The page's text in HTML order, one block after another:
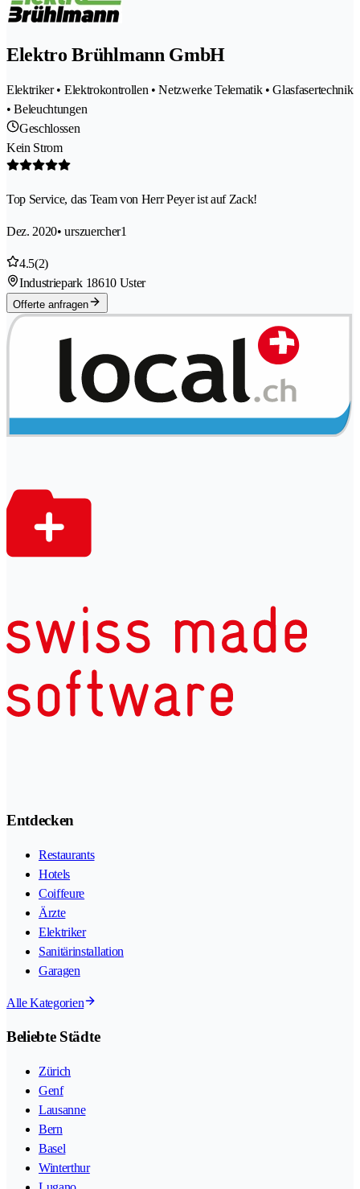
Elektro Brühlmann GmbH
Elektriker • Elektrokontrollen • Netzwerke Telematik • Glasfasertechnik
• Beleuchtungen
Geschlossen
Kein Strom
Top Service, das Team von Herr Peyer ist auf Zack!
Dez. 2020• urszuercher1
4.5(2)
Industriepark 18610 Uster
Offerte anfragen
Entdecken
Restaurants
Hotels
Coiffeure
Ärzte
Elektriker
Sanitärinstallation
Garagen
Alle Kategorien
Beliebte Städte
Zürich
Genf
Lausanne
Bern
Basel
Winterthur